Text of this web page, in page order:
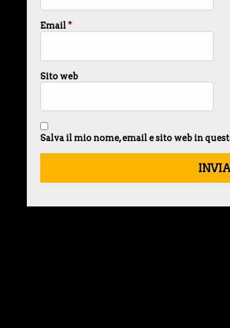
Email*
Sito web
Salva il mio nome, email e sito web in